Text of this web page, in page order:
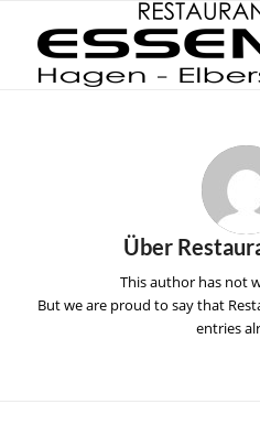
Über
This author has not
But we are proud to say that
entries